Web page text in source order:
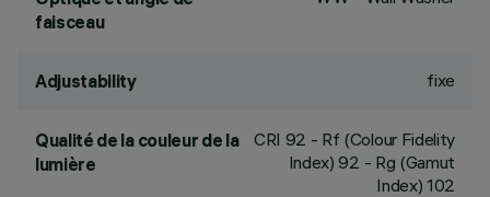
faisceau
Adjustability fixe
Qualité de la couleur de la
lumière
CRI 92 - Rf (Colour Fidelity
Index) 92 - Rg (Gamut
Index) 102